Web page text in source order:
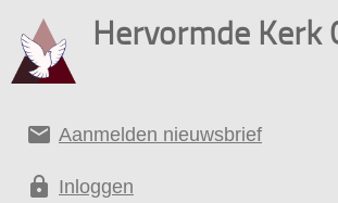
Hervormde Kerk
email Aanmelden nieuwsbrief
lock Inloggen